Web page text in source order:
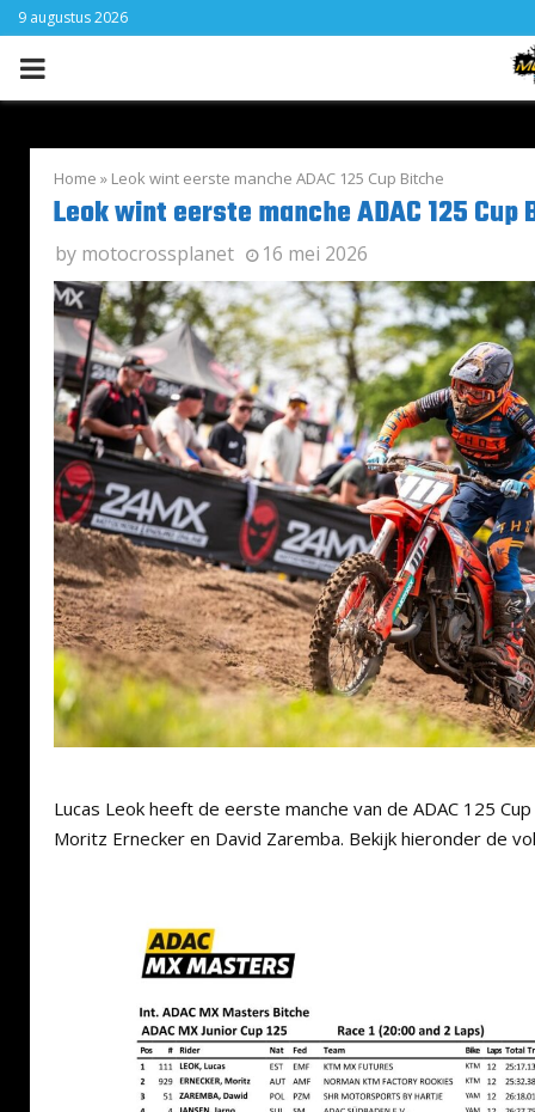
9 augustus 2026
PRIMARY
Home » Leok wint eerste manche ADAC 125 Cup Bitche
Leok wint eerste manche ADAC 125 Cup
by motocrossplanet 16 mei 2026
Lucas Leok heeft de eerste manche van de ADAC 125
Moritz Ernecker en David Zaremba. Bekijk hieronder de